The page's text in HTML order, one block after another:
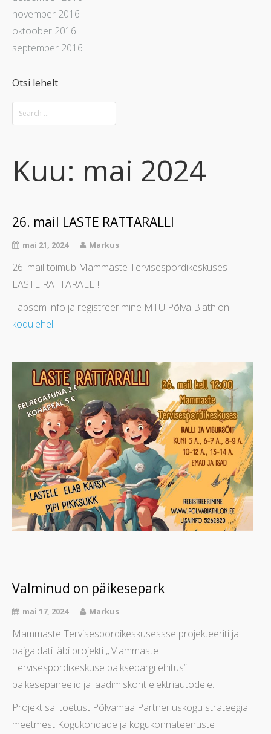
november 2016
oktoober 2016
september 2016
Otsi lehelt
Kuu: mai 2024
26. mail LASTE RATTARALLI
mai 21, 2024 Markus
26. mail toimub Mammaste Tervisespordikeskuses
LASTE RATTARALLI!
Täpsem info ja registreerimine MTÜ Põlva Biathlon
kodulehel
Valminud on päikesepark
mai 17, 2024 Markus
Mammaste Tervisespordikeskusessse projekteeriti ja
paigaldati läbi projekti „Mammaste
Tervisespordikeskuse päiksepargi ehitus“
päikesepaneelid ja laadimiskoht elektriautodele.
Projekt sai toetust Põlvamaa Partnerluskogu strateegia
meetmest Kogukondade ja kogukonnateenuste